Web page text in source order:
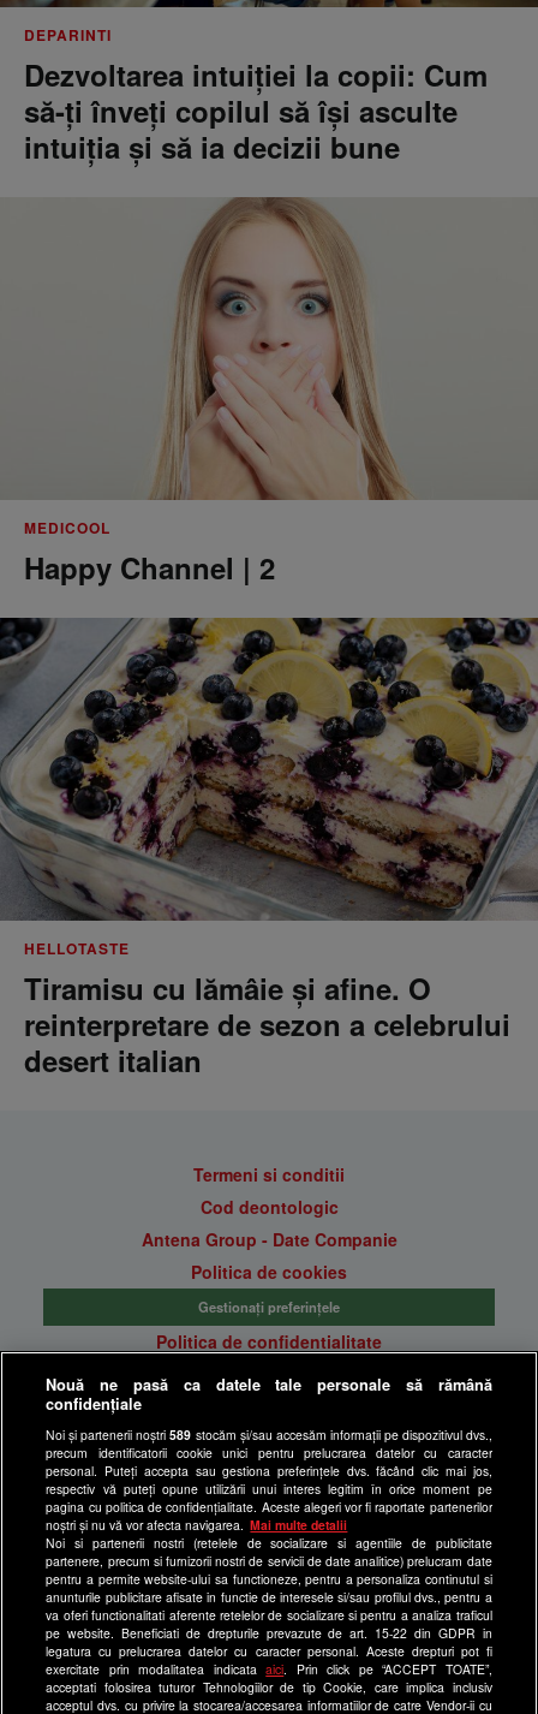
DEPARINTI
Dezvoltarea intuiției la copii: Cum
să-ți înveți copilul să își asculte
intuiția și să ia decizii bune
MEDICOOL
Happy Channel | 2
HELLOTASTE
Tiramisu cu lămâie și afine. O
reinterpretare de sezon a celebrului
desert italian
Termeni si conditii
Cod deontologic
Antena Group - Date Companie
Politica de cookies
Gestionați preferințele
Politica de confidentialitate
Anunturi gratuite pe Lajumate.ro
Program Happy Channel
Echipa editorială
Site-uri Antena Group
a1.ro
antenastars.ro
as.ro
catine.ro
chefi.ro
Nouă ne pasă ca datele tale personale să rămână
confidențiale
Noi și partenerii noștri589 stocăm și/sau accesăm informații pe dispozitivul dvs.,
precum identificatorii cookie unici pentru prelucrarea datelor cu caracter
personal. Puteți accepta sau gestiona preferințele dvs. făcând clic mai jos,
respectiv vă puteți opune utilizării unui interes legitim în orice moment pe
pagina cu politica de confidențialitate. Aceste alegeri vor fi raportate partenerilor
noștri și nu vă vor afecta navigarea.
Mai multe detalii
Noi si partenerii nostri (retelele de socializare si agentiile de publicitate
partenere, precum si furnizorii nostri de servicii de date analitice) prelucram date
pentru a permite website-ului sa functioneze, pentru a personaliza continutul si
anunturile publicitare afisate in functie de interesele si/sau profilul dvs., pentru a
va oferi functionalitati aferente retelelor de socializare si pentru a analiza traficul
pe website. Beneficiati de drepturile prevazute de art. 15-22 din GDPR in
legatura cu prelucrarea datelor cu caracter personal. Aceste drepturi pot fi
exercitate prin modalitatea indicataaici . Prin click pe “ACCEPT TOATE”,
acceptati folosirea tuturor Tehnologiilor de tip Cookie, care implica inclusiv
acceptul dvs. cu privire la stocarea/accesarea informatiilor de catre Vendor-ii cu